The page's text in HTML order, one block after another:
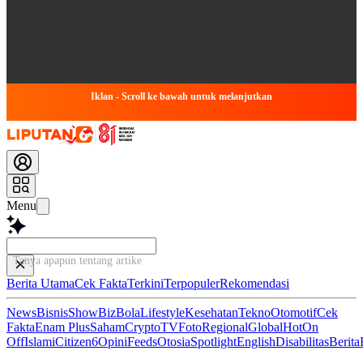
Iklan - Scroll ke bawah untuk melanjutkan
Menu
Tanya apapun tentang artikel ini...
Berita UtamaCek FaktaTerkiniTerpopulerRekomendasi
NewsBisnisShowBizBolaLifestyleKesehatanTeknoOtomotifCek
FaktaEnam PlusSahamCryptoTVFotoRegionalGlobalHotOn
OffIslamiCitizen6OpiniFeedsOtosiaSpotlightEnglishDisabilitasBerita